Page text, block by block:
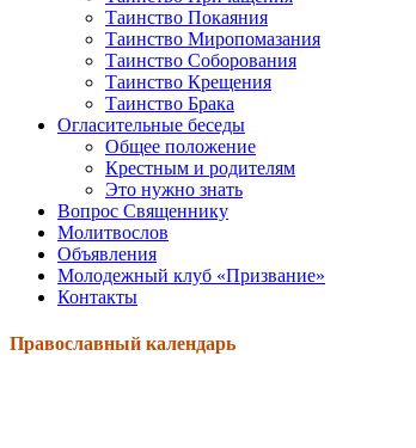
Таинство Покаяния
Таинство Миропомазания
Таинство Соборования
Таинство Крещения
Таинство Брака
Огласительные беседы
Общее положение
Крестным и родителям
Это нужно знать
Вопрос Священнику
Молитвослов
Объявления
Молодежный клуб «Призвание»
Контакты
Православный календарь